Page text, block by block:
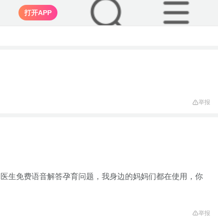
打开APP
举报
生免费语音解答孕育问题，我身边的妈妈们都在使用，你
举报